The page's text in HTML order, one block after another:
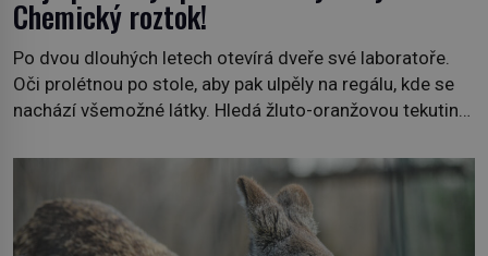
Chemický roztok!
Po dvou dlouhých letech otevírá dveře své laboratoře.
Oči prolétnou po stole, aby pak ulpěly na regálu, kde se
nachází všemožné látky. Hledá žluto-oranžovou tekutinu,
plán dokončit. Pod termínem aqua regia se skrývá
směs s názvem lučavka královská. Svůj přídomek nemá
pro nic za nic, […]